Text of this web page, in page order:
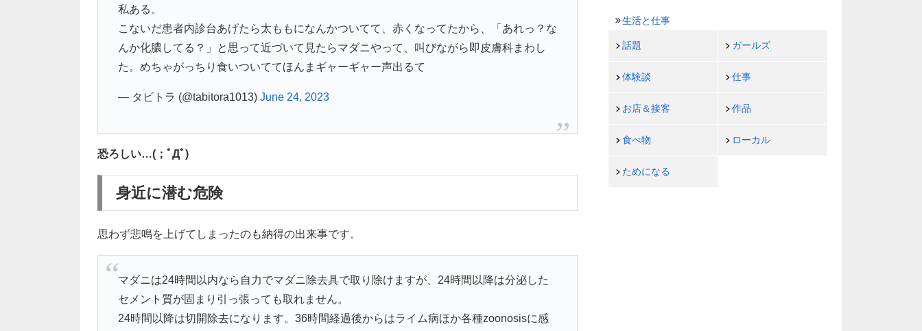
私ある。
こないだ患者内診台あげたら太ももになんかついてて、赤くなってたから、「あれっ？な
んか化膿してる？」と思って近づいて見たらマダニやって、叫びながら即皮膚科まわし
た。めちゃがっちり食いついててほんまギャーギャー声出るて
— タビトラ (@tabitora1013) June 24, 2023
恐ろしい…(；ﾟДﾟ)
身近に潜む危険
思わず悲鳴を上げてしまったのも納得の出来事です。
マダニは24時間以内なら自力でマダニ除去具で取り除けますが、24時間以降は分泌した
セメント質が固まり引っ張っても取れません。
24時間以降は切開除去になります。36時間経過後からはライム病ほか各種zoonosisに感
生活と仕事
話題 ガールズ
体験談 仕事
お店＆接客 作品
食べ物 ローカル
ためになる